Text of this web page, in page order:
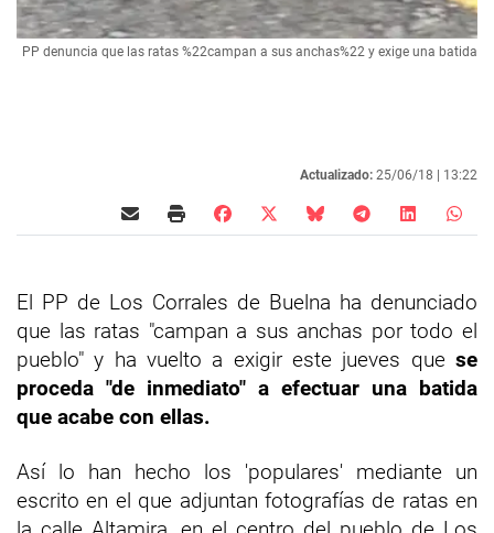
PP denuncia que las ratas %22campan a sus anchas%22 y exige una batida
Actualizado: 25/06/18 | 13:22
El PP de Los Corrales de Buelna ha denunciado
que las ratas "campan a sus anchas por todo el
pueblo" y ha vuelto a exigir este jueves que se
proceda "de inmediato" a efectuar una batida
que acabe con ellas.
Así lo han hecho los 'populares' mediante un
escrito en el que adjuntan fotografías de ratas en